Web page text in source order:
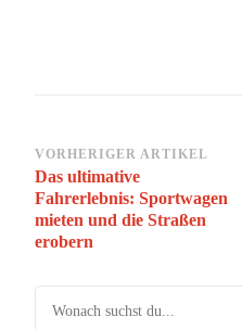
VORHERIGER ARTIKEL
Das ultimative
Fahrerlebnis: Sportwagen
mieten und die Straßen
erobern
Suchst du nach etwas?